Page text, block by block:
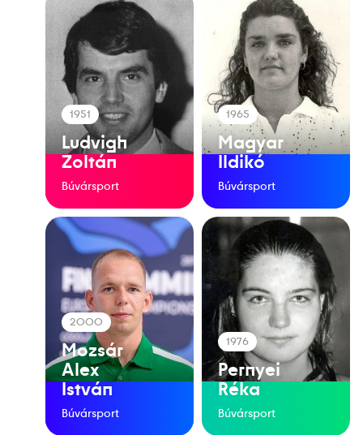
1951
Ludvigh
Zoltán
Búvársport
1965
Magyar
Ildikó
Búvársport
2000
Mozsár
Alex
István
Búvársport
1976
Pernyei
Réka
Búvársport